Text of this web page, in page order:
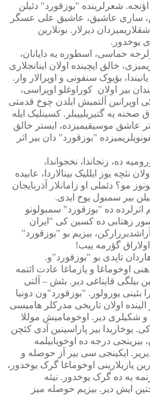
اؤنجه. شعرلرینده "بوزقورد" دئیلن
ساری عاشیق، عاشیق علی عسگر
دیرلار. بونلارین
یوخدور.
حماسی، اسطوره یه دایانان،
خالق ایچینده اولان اینانجلاری
بؤیوک سنفونی و اوپرالار وار.
بیر اولان کوراوغلو اوپراسی،
اوپرانین آلتمیش ایلدن چوخ قدمتی
صحنه یه گتیریلییبلر. کسینلیک ایله
عاشق موسیقیمیزده، ایستر خالق
"بوزقورد" دان بیر اثر
ده، زنجاندا، نخجواندا،
نئچه یوز ایللیک بینالاردا، عابیده
مو؟ دئملی او زامانلار آذربایجان
بیر سمبول یوخ ایدی.
اثرلرده ده "بوزقورد" سمبولونو
زهتابی ده کسین کی "ایران
بیزیم بو "بوزقورد"
گؤرمه ییب!
تاپدی بو "بوزقورد"و.
اوخوماغا و یازماغا عادت ائتمه
بیلگی قایناغی دیر. بئش – آلتی
یورولور. "بوزقورد"ون دونیا
الینده اولان تاریخی مدرکلر هامیسی
و شکیلری دیر. اوخومامیش موللا
یوخاریدا بیر پاراسینین آدی کئچن
بیرینجی درجه ده اوخویابیلمه
ایکینجی سی بیر آز حوصله و
یازیلارینی اوخوماغا گرک یوخدور،
یه ده گرک یوخدور. نیئه
ایش دیر. بیزیم حوصله میز